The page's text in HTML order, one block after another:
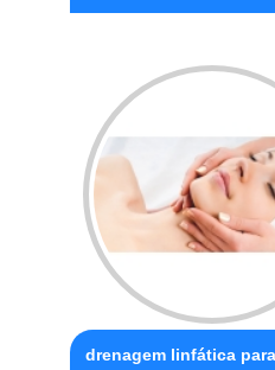
drenagem linfática